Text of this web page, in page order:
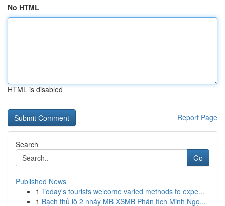
No HTML
HTML is disabled
Report Page
Search
Go
Published News
1 Today's tourists welcome varied methods to expe...
1 Bạch thủ lô 2 nháy MB XSMB Phân tích Minh Ngọ...